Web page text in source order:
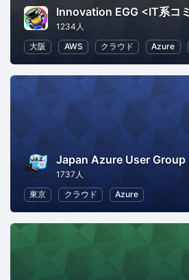
1234人
大阪
AWS クラウド Azure
Japan Azure User Group
1737人
東京
クラウド Azure